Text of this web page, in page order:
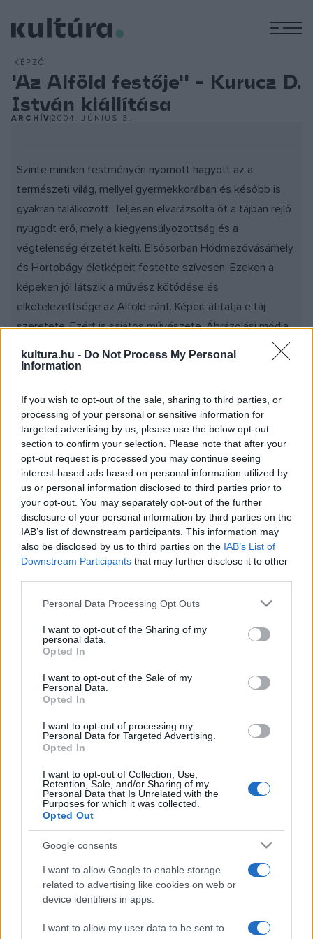
kultura.hu - Do Not Process My Personal
Information
If you wish to opt-out of the sale, sharing to third parties, or
processing of your personal or sensitive information for
targeted advertising by us, please use the below opt-out
section to confirm your selection. Please note that after your
opt-out request is processed you may continue seeing
interest-based ads based on personal information utilized by
us or personal information disclosed to third parties prior to
your opt-out. You may separately opt-out of the further
disclosure of your personal information by third parties on the
IAB’s list of downstream participants. This information may
also be disclosed by us to third parties on the IAB’s List of
Downstream Participants that may further disclose it to other
Please note that this website/app uses one or more Google
not limited to your visit or usage behaviour. You may click to
grant or deny consent to Google and its third-party tags to
use your data for below specified purposes in below Google
consent section.
Personal Data Processing Opt Outs
I want to opt-out of the Sharing of my
personal data.
Opted In
I want to opt-out of the Sale of my
Personal Data.
Opted In
I want to opt-out of processing my
Personal Data for Targeted Advertising.
Opted In
I want to opt-out of Collection, Use,
Retention, Sale, and/or Sharing of my
Personal Data that Is Unrelated with the
Purposes for which it was collected.
Opted Out
Google consents
I want to allow Google to enable storage
related to advertising like cookies on web or
device identifiers in apps.
I want to allow my user data to be sent to
KÉPZŐ
'Az Alföld festője'' - Kurucz D.
István kiállítása
ARCHÍV2004. JÚNIUS 3.
Szinte minden festményén nyomott hagyott az a
természeti világ, mellyel gyermekkorában és később is
gyakran találkozott. Teljesen elvarázsolta őt a tájban rejlő
nyugodt erő, mely a kiegyensúlyozottság és a
végtelenség érzetét kelti. Elsősorban Hódmezővásárhely
és Hortobágy életképeit festette szívesen. Ezeken a
képeken jól látszik a művész kötődése és
elkötelezettsége az Alföld iránt. Képeit átitatja e táj
szeretete. Ezért is sajátos művészete. Ábrázolási módja
tele van érzelmekkel és emlékekkel, melyek sajátosan
jelenítik meg a pusztát; például képein az ég felhő nélküli,
föld részletesebb ábrázolását. Szinte minden fűszálat,
tócsát aprólékosan, nagy gonddal jelenített meg.
Nemcsak tájképeket, hanem a tájban élő embert, többek
között például a csikóst és a juhászt is megfestette, akik
nem hősök, mindennapi emberek. Figurái tökéletesen
visszaadják azt az életformát, hangulatot,
mozdulatlanságot és néhol kiábrándultságot, melyet az
ott élők képviselnek.
Kurucz D. István képei láttán az ember belefeledkezik az
idő múlásába, elfelejti a rohanó élet gondjait. Alkotásai
egy parányi szigetet jelentenek, ahol mindenki
élethűen tárják szemünk elé a táj és közösségének
mindennapjait, hogy aki még sosem járt az Alföldön,
ezután majd odakívánkozik.
Ezek a művek felhívják figyelmünket napjaink legnagyobb
kérdésére, természeti környezetünk védelmének
problémájára is. Megmutatják ugyanis, hogy mit
veszíthetünk, ha nem vigyázunk meglévő értékeinkre, ha
természeti világunk megőrzését nem vesszük komolyan.